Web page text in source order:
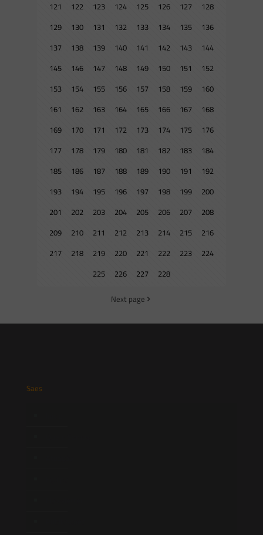
121
122 123 124 125 126 127
128
129
130 131 132 133 134 135
136
137
138 139 140 141 142 143
144
145
146 147 148 149 150 151
152
153
154 155 156 157 158 159
160
161
162 163 164 165 166 167
168
169
170 171 172 173 174 175
176
177
178 179 180 181 182 183
184
185
186 187 188 189 190 191
192
193
194 195 196 197 198 199
200
201
202 203 204 205 206 207
208
209
210 211 212 213 214 215
216
217
218 219 220 221 222 223
224
225
226 227 228
Next page
Saes